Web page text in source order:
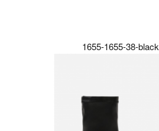
1655-1655-38-black